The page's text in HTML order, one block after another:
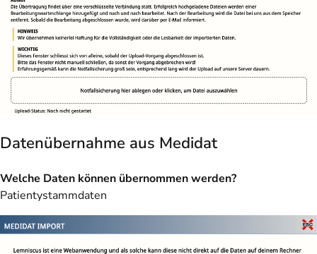
Datenübernahme aus Medidat
Welche Daten können übernommen werden?
Patientystammdaten